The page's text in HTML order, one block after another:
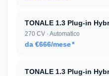
TONALE 1.3 Plug-in
270 CV · Automatico
da €666/mese*
TONALE 1.3 Plug-in